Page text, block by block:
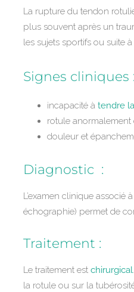
La rupture du tendon
plus souvent après un
les sujets sportifs ou suite
Signes cliniques :
incapacité à tendre
rotule
douleur et
Diagnostic :
L’examen clinique associé
échographie) permet de
Traitement :
Le traitement est chirurgical
la rotule ou sur la